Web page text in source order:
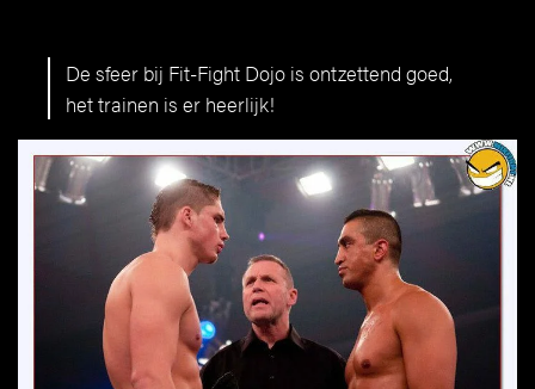
De sfeer bij Fit-Fight Dojo is ontzettend goed,
het trainen is er heerlijk!